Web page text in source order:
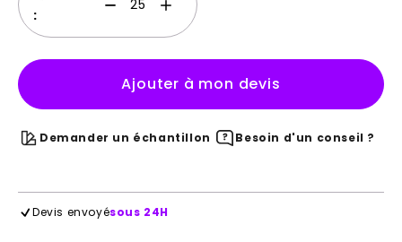
:
Ajouter à mon devis
Demander un échantillon Besoin d'un conseil ?
Devis envoyésous 24H